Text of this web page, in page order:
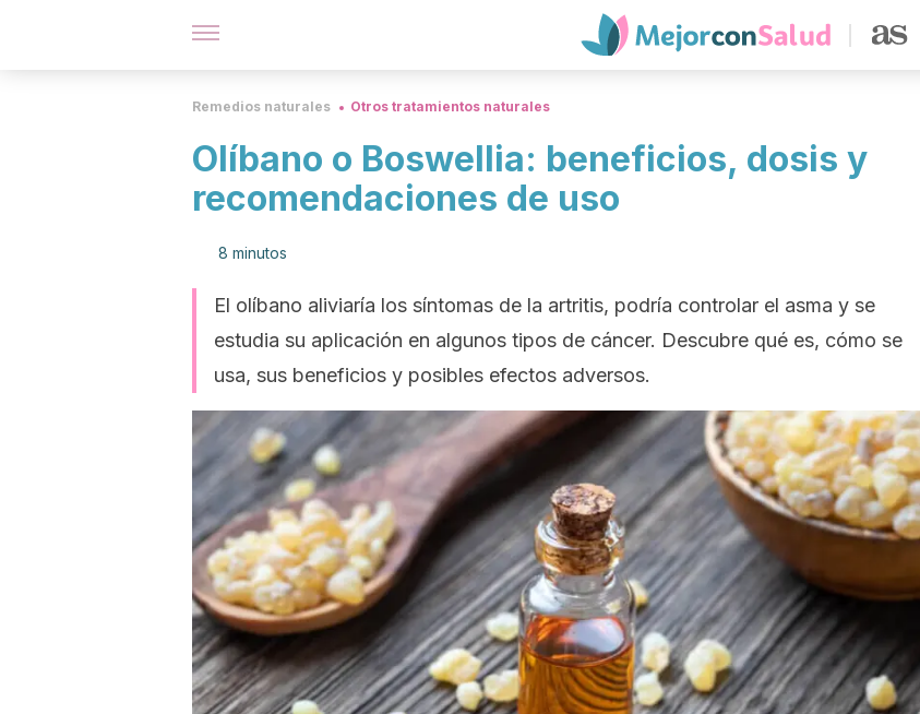
Remedios naturales Otros tratamientos naturales
Olíbano o Boswellia: beneficios, dosis y
recomendaciones de uso
8 minutos
El olíbano aliviaría los síntomas de la artritis, podría controlar el asma y se
estudia su aplicación en algunos tipos de cáncer. Descubre qué es, cómo se
usa, sus beneficios y posibles efectos adversos.